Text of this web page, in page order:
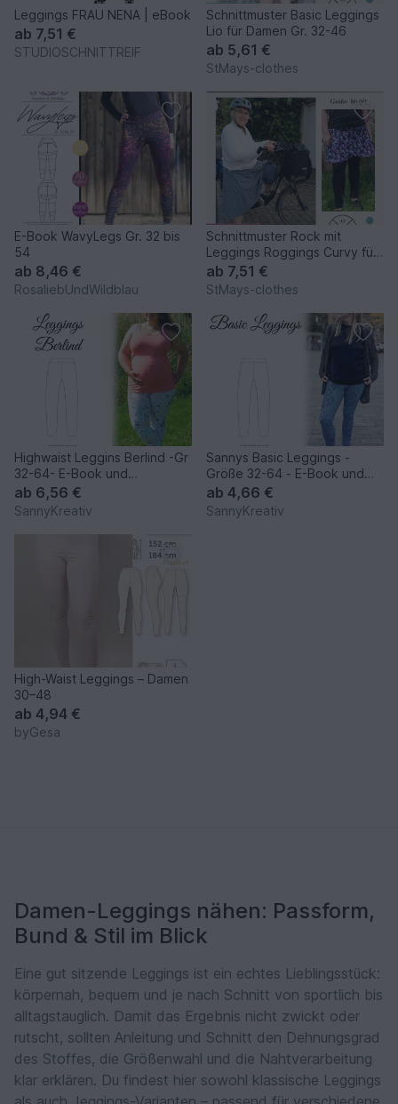
Leggings FRAU NENA | eBook
ab 7,51 €
STUDIOSCHNITTREIF
Schnittmuster Basic Leggings
Lio für Damen Gr. 32-46
ab 5,61 €
StMays-clothes
E-Book WavyLegs Gr. 32 bis
54
ab 8,46 €
RosaliebUndWildblau
Schnittmuster Rock mit
Leggings Roggings Curvy für
Damen Gr. 46-60
ab 7,51 €
StMays-clothes
Highwaist Leggins Berlind -Gr
32-64- E-Book und
Nähanleitung
ab 6,56 €
SannyKreativ
Sannys Basic Leggings -
Größe 32-64 - E-Book und
Nähanleitung
ab 4,66 €
SannyKreativ
High-Waist Leggings – Damen
30–48
ab 4,94 €
byGesa
Damen-Leggings nähen: Passform,
Bund & Stil im Blick
Eine gut sitzende Leggings ist ein echtes Lieblingsstück:
körpernah, bequem und je nach Schnitt von sportlich bis
alltagstauglich. Damit das Ergebnis nicht zwickt oder
rutscht, sollten Anleitung und Schnitt den Dehnungsgrad
des Stoffes, die Größenwahl und die Nahtverarbeitung
klar erklären. Du findest hier sowohl klassische Leggings